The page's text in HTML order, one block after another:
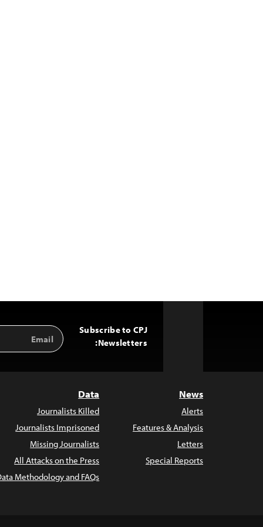
Subscribe to CPJ
Newsletters:
Email
Address
News
Alerts
Features & Analysis
Letters
Special Reports
Data
Journalists Killed
Journalists Imprisoned
Missing Journalists
All Attacks on the Press
Methodology and FAQs